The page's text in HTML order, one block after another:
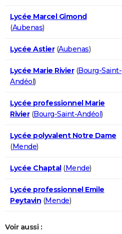
Lycée Marcel Gimond
(Aubenas)
Lycée Astier(Aubenas)
Lycée Marie Rivier(Bourg-Saint-
Andéol)
Lycée professionnel Marie
Rivier(Bourg-Saint-Andéol)
Lycée polyvalent Notre Dame
(Mende)
Lycée Chaptal(Mende)
Lycée professionnel Emile
Peytavin (Mende)
Voir aussi :